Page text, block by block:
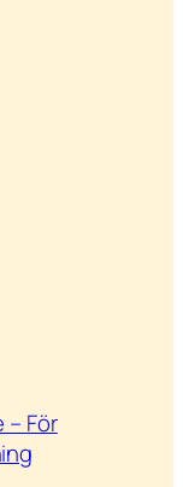
– För